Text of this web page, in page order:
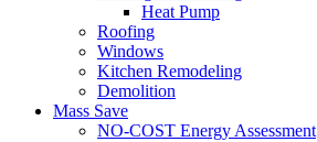
Heat Pump
Roofing
Windows
Kitchen Remodeling
Demolition
Mass Save
NO-COST Energy Assessment